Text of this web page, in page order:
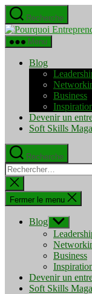
Aller
au
contenu
Recherche
Menu
Blog
Business
Devenir un
Soft Skills
Recherche
Rechercher :
Fermer
la
recherche
Fermer le menu
Blog Afficher
le
sous-
menu
Business
Devenir un
Soft Skills